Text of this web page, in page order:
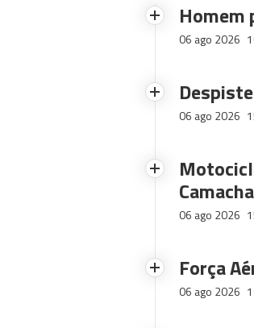
Homem
06 ago 2026
06 ago 2026
Camacha
06 ago 2026
Força
06 ago 2026